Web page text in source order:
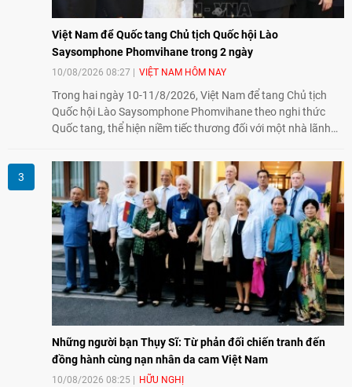
Việt Nam để Quốc tang Chủ tịch Quốc hội Lào
Saysomphone Phomvihane trong 2 ngày
10/08/2026 08:27 VIỆT NAM HÔM NAY
Trong hai ngày 10-11/8/2026, Việt Nam để tang Chủ tịch
Quốc hội Lào Saysomphone Phomvihane theo nghi thức
Quốc tang, thể hiện niềm tiếc thương đối với một nhà lãnh
nghị vĩ đại, đoàn kết đặc biệt Việt Nam - Lào.
Những người bạn Thụy Sĩ: Từ phản đối chiến tranh đến
đồng hành cùng nạn nhân da cam Việt Nam
10/08/2026 08:25 HỮU NGHỊ